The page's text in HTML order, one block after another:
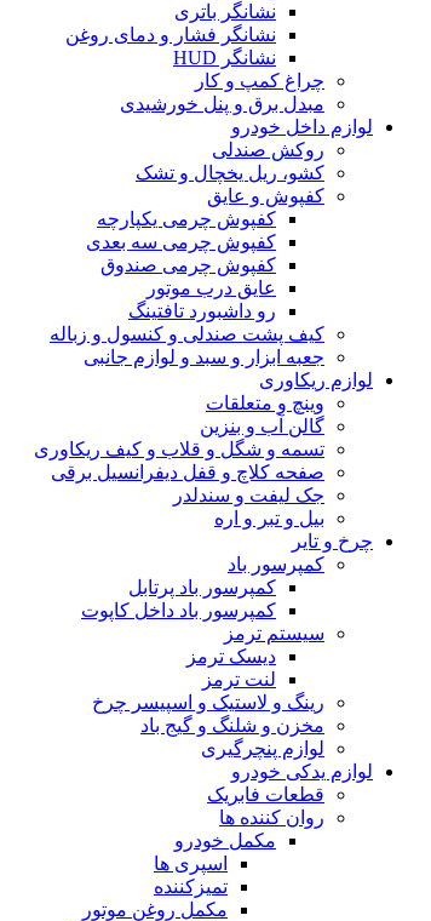
نشانگر باتری
نشانگر فشار و دمای روغن
نشانگر HUD
چراغ کمپ و کار
مبدل برق و پنل خورشیدی
لوازم داخل خودرو
روکش صندلی
کشو، ریل یخچال و تشک
کفپوش و عایق
کفپوش چرمی یکپارچه
کفپوش چرمی سه بعدی
کفپوش چرمی صندوق
عایق درب موتور
رو داشبورد تافتینگ
کیف پشت صندلی و کنسول و زباله
جعبه ابزار و سبد و لوازم جانبی
لوازم ریکاوری
وینچ و متعلقات
گالن آب و بنزین
تسمه و شگل و قلاب و کیف ریکاوری
صفحه کلاچ و قفل دیفرانسیل برقی
جک لیفت و سندلدر
بیل و تبر و اره
چرخ و تایر
کمپرسور باد
کمپرسور باد پرتابل
کمپرسور باد داخل کاپوت
سیستم ترمز
دیسک ترمز
لنت ترمز
رینگ و لاستیک و اسپیسر چرخ
مخزن و شلنگ و گیج باد
لوازم پنچرگیری
لوازم یدکی خودرو
قطعات فابریک
روان کننده ها
مکمل خودرو
اسپری ها
تمیزکننده
مکمل روغن موتور